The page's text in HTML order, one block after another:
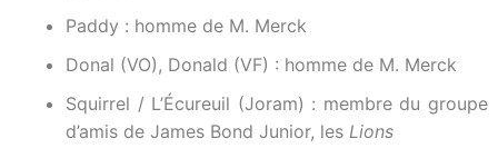
Paddy : homme de M. Merck
Donal (VO), Donald (VF) : homme de M. Merck
Squirrel / L’Écureuil (Joram) : membre du groupe
d’amis de James Bond Junior, les Lions